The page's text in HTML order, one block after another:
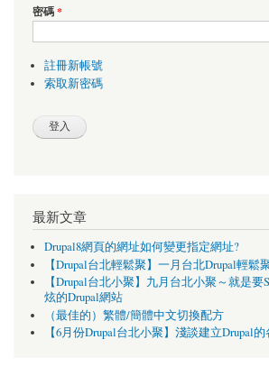
密碼*
註冊新帳號
索取新密碼
最新文章
Drupal8網頁的網址如何變更指定網址?
【Drupal台北輕鬆聚】一月台北Drupal輕鬆
【Drupal台北小聚】九月台北小聚～就是要
炫的Drupal網站
（最佳的）繁體/簡體中文切換配方
【6月份Drupal台北小聚】淺談建立Drupal